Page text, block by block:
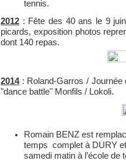
tennis.
2012 : Fête des 40 ans le 9
picards, exposition photos
dont 140 repas.
2014: Roland-Garros / Journée
"dance battle" Monfils / Lokoli.
Romain BENZ est
temps complet à DURY
samedi matin à l’école de